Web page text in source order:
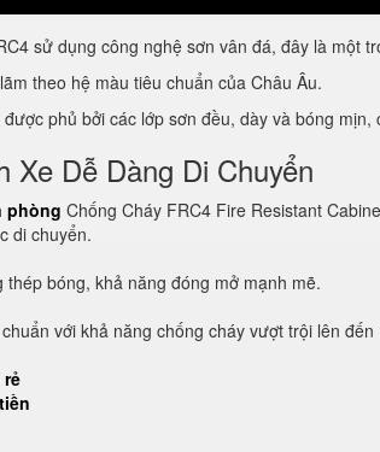
sử dụng công nghệ sơn vân đá, đây là một
theo hệ màu tiêu chuẩn của Châu Âu.
phủ bởi các lớp sơn đều, dày và bóng
Xe Dễ Dàng Di Chuyển
phòng Chống Cháy FRC4 Fire Resistant
di chuyển.
thép bóng, khả năng đóng mở mạnh mẽ.
với khả năng chống cháy vượt trội lên